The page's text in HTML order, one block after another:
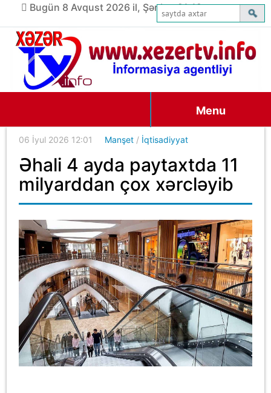
Bugün 8 Avqust 2026 il, Şənbə, 21:12
Menu
06 İyul 2026 12:01 Manşet / İqtisadiyyat
Əhali 4 ayda paytaxtda 11
milyarddan çox xərcləyib